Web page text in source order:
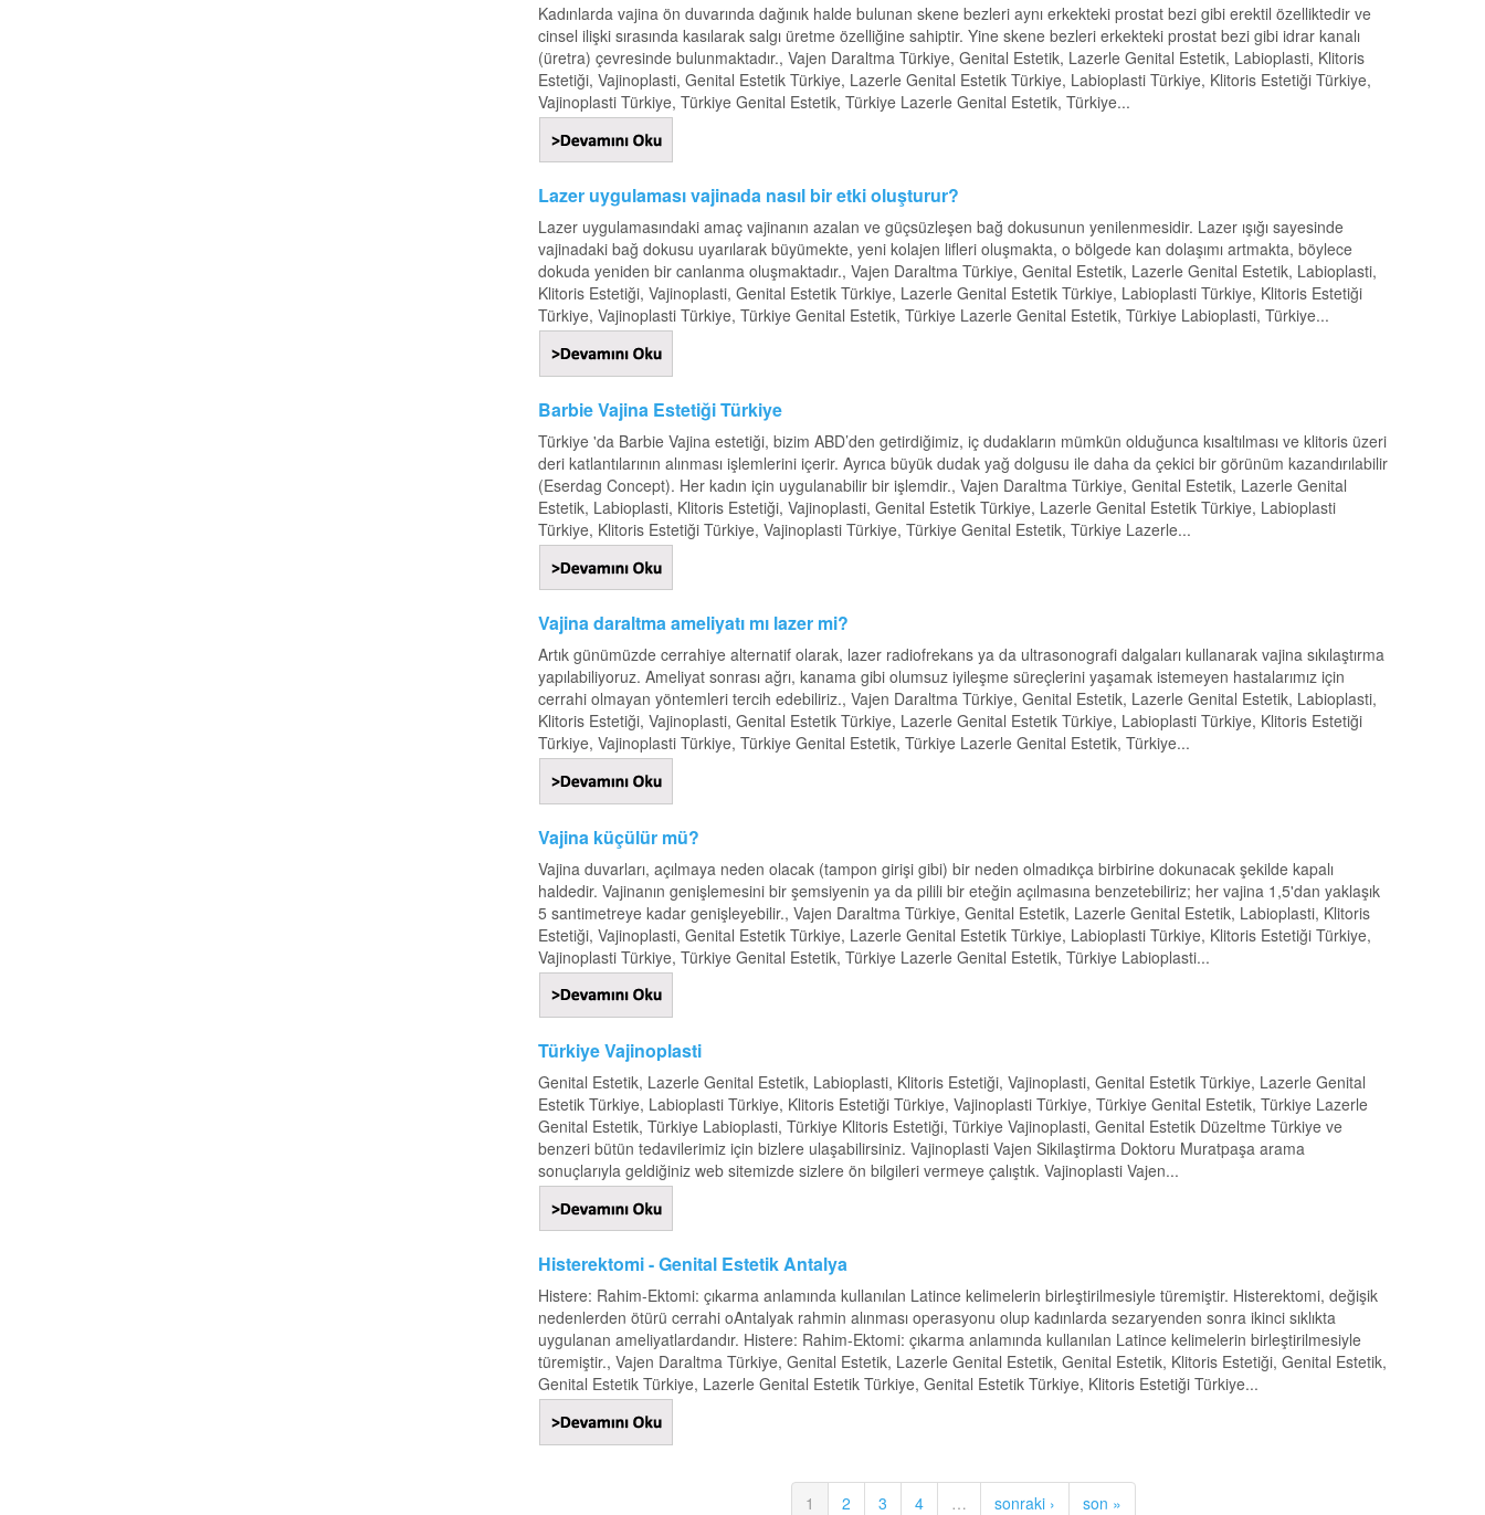
Kadınlarda vajina ön duvarında dağınık halde bulunan skene bezleri aynı erkekteki prostat bezi gibi erektil özelliktedir ve
cinsel ilişki sırasında kasılarak salgı üretme özelliğine sahiptir. Yine skene bezleri erkekteki prostat bezi gibi idrar kanalı
(üretra) çevresinde bulunmaktadır., Vajen Daraltma Türkiye, Genital Estetik, Lazerle Genital Estetik, Labioplasti, Klitoris
Estetiği, Vajinoplasti, Genital Estetik Türkiye, Lazerle Genital Estetik Türkiye, Labioplasti Türkiye, Klitoris Estetiği Türkiye,
Vajinoplasti Türkiye, Türkiye Genital Estetik, Türkiye Lazerle Genital Estetik, Türkiye...
Lazer uygulaması vajinada nasıl bir etki oluşturur?
Lazer uygulamasındaki amaç vajinanın azalan ve güçsüzleşen bağ dokusunun yenilenmesidir. Lazer ışığı sayesinde
vajinadaki bağ dokusu uyarılarak büyümekte, yeni kolajen lifleri oluşmakta, o bölgede kan dolaşımı artmakta, böylece
dokuda yeniden bir canlanma oluşmaktadır., Vajen Daraltma Türkiye, Genital Estetik, Lazerle Genital Estetik, Labioplasti,
Klitoris Estetiği, Vajinoplasti, Genital Estetik Türkiye, Lazerle Genital Estetik Türkiye, Labioplasti Türkiye, Klitoris Estetiği
Türkiye, Vajinoplasti Türkiye, Türkiye Genital Estetik, Türkiye Lazerle Genital Estetik, Türkiye Labioplasti, Türkiye...
Barbie Vajina Estetiği Türkiye
Türkiye 'da Barbie Vajina estetiği, bizim ABD’den getirdiğimiz, iç dudakların mümkün olduğunca kısaltılması ve klitoris üzeri
deri katlantılarının alınması işlemlerini içerir. Ayrıca büyük dudak yağ dolgusu ile daha da çekici bir görünüm kazandırılabilir
(Eserdag Concept). Her kadın için uygulanabilir bir işlemdir., Vajen Daraltma Türkiye, Genital Estetik, Lazerle Genital
Estetik, Labioplasti, Klitoris Estetiği, Vajinoplasti, Genital Estetik Türkiye, Lazerle Genital Estetik Türkiye, Labioplasti
Türkiye, Klitoris Estetiği Türkiye, Vajinoplasti Türkiye, Türkiye Genital Estetik, Türkiye Lazerle...
Vajina daraltma ameliyatı mı lazer mi?
Artık günümüzde cerrahiye alternatif olarak, lazer radiofrekans ya da ultrasonografi dalgaları kullanarak vajina sıkılaştırma
yapılabiliyoruz. Ameliyat sonrası ağrı, kanama gibi olumsuz iyileşme süreçlerini yaşamak istemeyen hastalarımız için
cerrahi olmayan yöntemleri tercih edebiliriz., Vajen Daraltma Türkiye, Genital Estetik, Lazerle Genital Estetik, Labioplasti,
Klitoris Estetiği, Vajinoplasti, Genital Estetik Türkiye, Lazerle Genital Estetik Türkiye, Labioplasti Türkiye, Klitoris Estetiği
Türkiye, Vajinoplasti Türkiye, Türkiye Genital Estetik, Türkiye Lazerle Genital Estetik, Türkiye...
Vajina küçülür mü?
Vajina duvarları, açılmaya neden olacak (tampon girişi gibi) bir neden olmadıkça birbirine dokunacak şekilde kapalı
haldedir. Vajinanın genişlemesini bir şemsiyenin ya da pilili bir eteğin açılmasına benzetebiliriz; her vajina 1,5'dan yaklaşık
5 santimetreye kadar genişleyebilir., Vajen Daraltma Türkiye, Genital Estetik, Lazerle Genital Estetik, Labioplasti, Klitoris
Estetiği, Vajinoplasti, Genital Estetik Türkiye, Lazerle Genital Estetik Türkiye, Labioplasti Türkiye, Klitoris Estetiği Türkiye,
Vajinoplasti Türkiye, Türkiye Genital Estetik, Türkiye Lazerle Genital Estetik, Türkiye Labioplasti...
Türkiye Vajinoplasti
Genital Estetik, Lazerle Genital Estetik, Labioplasti, Klitoris Estetiği, Vajinoplasti, Genital Estetik Türkiye, Lazerle Genital
Estetik Türkiye, Labioplasti Türkiye, Klitoris Estetiği Türkiye, Vajinoplasti Türkiye, Türkiye Genital Estetik, Türkiye Lazerle
Genital Estetik, Türkiye Labioplasti, Türkiye Klitoris Estetiği, Türkiye Vajinoplasti, Genital Estetik Düzeltme Türkiye ve
benzeri bütün tedavilerimiz için bizlere ulaşabilirsiniz. Vajinoplasti Vajen Sikilaştirma Doktoru Muratpaşa arama
sonuçlarıyla geldiğiniz web sitemizde sizlere ön bilgileri vermeye çalıştık. Vajinoplasti Vajen...
Histerektomi - Genital Estetik Antalya
Histere: Rahim-Ektomi: çıkarma anlamında kullanılan Latince kelimelerin birleştirilmesiyle türemiştir. Histerektomi, değişik
nedenlerden ötürü cerrahi oAntalyak rahmin alınması operasyonu olup kadınlarda sezaryenden sonra ikinci sıklıkta
uygulanan ameliyatlardandır. Histere: Rahim-Ektomi: çıkarma anlamında kullanılan Latince kelimelerin birleştirilmesiyle
türemiştir., Vajen Daraltma Türkiye, Genital Estetik, Lazerle Genital Estetik, Genital Estetik, Klitoris Estetiği, Genital Estetik,
Genital Estetik Türkiye, Lazerle Genital Estetik Türkiye, Genital Estetik Türkiye, Klitoris Estetiği Türkiye...
1 2 3 4 … sonraki › son »